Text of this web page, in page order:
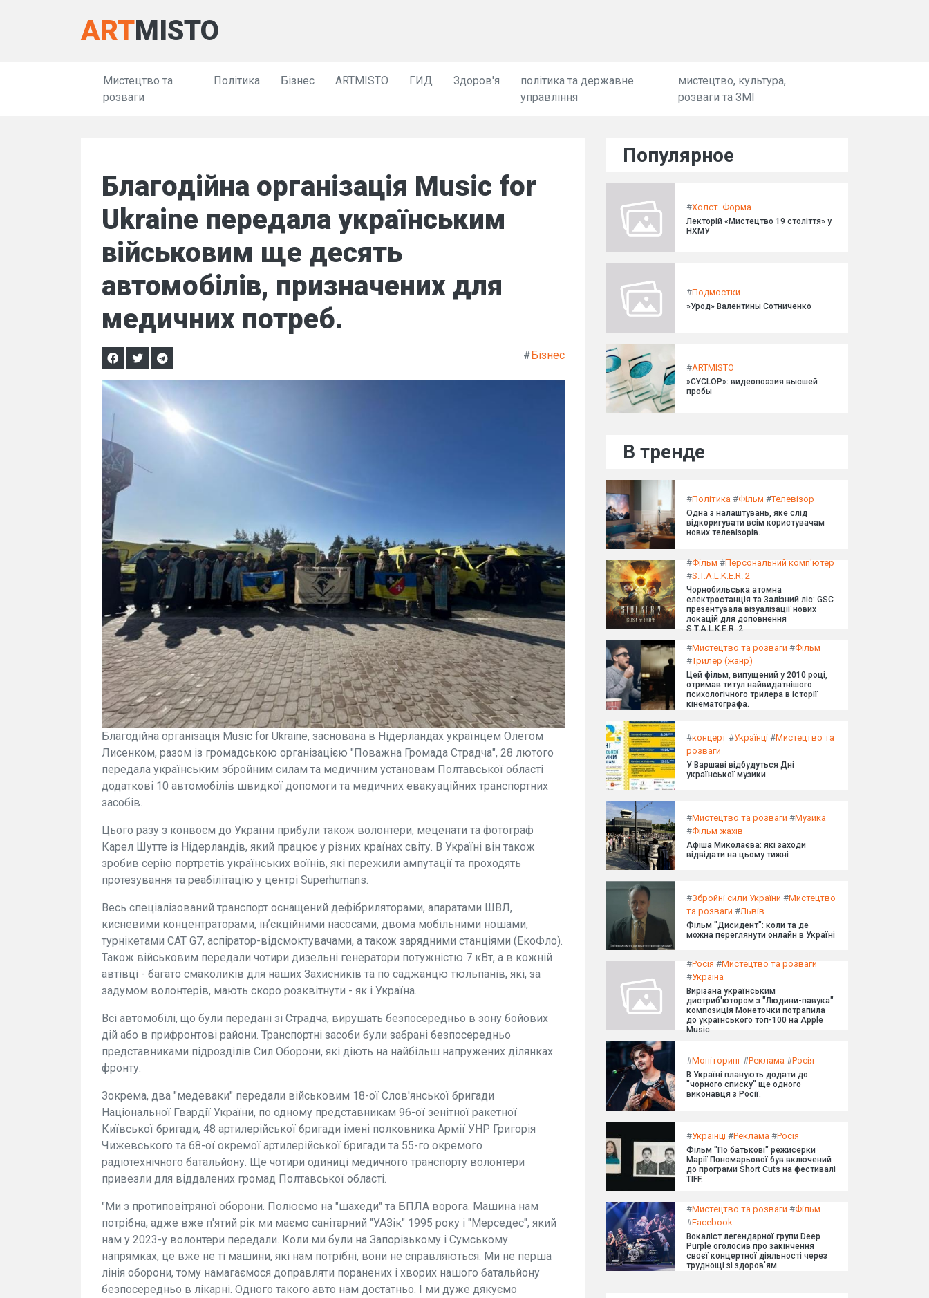
ARTMISTO
Мистецтво та
розваги
Політика Бізнес ARTMISTO ГИД Здоров'я
політика та державне
управління
мистецтво, культура,
розваги та ЗМІ
Благодійна організація Music for
Ukraine передала українським
військовим ще десять
автомобілів, призначених для
медичних потреб.
#Бізнес
Благодійна організація Music for Ukraine, заснована в Нідерландах українцем Олегом
Лисенком, разом із громадською організацією "Поважна Громада Страдча", 28 лютого
передала українським збройним силам та медичним установам Полтавської області
додаткові 10 автомобілів швидкої допомоги та медичних евакуаційних транспортних
засобів.
Цього разу з конвоєм до України прибули також волонтери, меценати та фотограф
Карел Шутте із Нідерландів, який працює у різних країнах світу. В Україні він також
зробив серію портретів українських воїнів, які пережили ампутації та проходять
протезування та реабілітацію у центрі Superhumans.
Весь спеціалізований транспорт оснащений дефібриляторами, апаратами ШВЛ,
кисневими концентраторами, інʼєкційними насосами, двома мобільними ношами,
турнікетами CAT G7, аспіратор-відсмоктувачами, а також зарядними станціями (ЕкоФло).
Також військовим передали чотири дизельні генератори потужністю 7 кВт, а в кожній
автівці - багато смаколиків для наших Захисників та по саджанцю тюльпанів, які, за
задумом волонтерів, мають скоро розквітнути - як і Україна.
Всі автомобілі, що були передані зі Страдча, вирушать безпосередньо в зону бойових
дій або в прифронтові райони. Транспортні засоби були забрані безпосередньо
представниками підрозділів Сил Оборони, які діють на найбільш напружених ділянках
фронту.
Зокрема, два "медеваки" передали військовим 18-ої Слов'янської бригади
Національної Гвардії України, по одному представникам 96-ої зенітної ракетної
Київської бригади, 48 артилерійської бригади імені полковника Армії УНР Григорія
Чижевського та 68-ої окремої артилерійської бригади та 55-го окремого
радіотехнічного батальйону. Ще чотири одиниці медичного транспорту волонтери
привезли для віддалених громад Полтавської області.
"Ми з протиповітряної оборони. Полюємо на "шахеди" та БПЛА ворога. Машина нам
потрібна, адже вже п'ятий рік ми маємо санітарний "УАЗік" 1995 року і "Мерседес", який
нам у 2023-у волонтери передали. Коли ми були на Запорізькому і Сумському
напрямках, це вже не ті машини, які нам потрібні, вони не справляються. Ми не перша
лінія оборони, тому намагаємося доправляти поранених і хворих нашого батальйону
безпосередньо в лікарні. Одного такого авто нам достатньо. І ми дуже дякуємо
Популярное
#Холст. Форма
Лекторій «Мистецтво 19 століття» у
НХМУ
#Подмостки
»Урод» Валентины Сотниченко
#ARTMISTO
»CYCLOP»: видеопоэзия высшей
пробы
В тренде
#Політика #Фільм #Телевізор
Одна з налаштувань, яке слід
відкоригувати всім користувачам
нових телевізорів.
#Фільм #Персональний комп'ютер
#S.T.A.L.K.E.R. 2
Чорнобильська атомна
електростанція та Залізний ліс: GSC
презентувала візуалізації нових
локацій для доповнення
S.T.A.L.K.E.R. 2.
#Мистецтво та розваги #Фільм
#Трилер (жанр)
Цей фільм, випущений у 2010 році,
отримав титул найвидатнішого
психологічного трилера в історії
кінематографа.
#концерт #Українці #Мистецтво та
розваги
У Варшаві відбудуться Дні
української музики.
#Мистецтво та розваги #Музика
#Фільм жахів
Афіша Миколаєва: які заходи
відвідати на цьому тижні
#Збройні сили України #Мистецтво
та розваги #Львів
Фільм "Дисидент": коли та де
можна переглянути онлайн в Україні
#Росія #Мистецтво та розваги
#Україна
Вирізана українським
дистриб'ютором з "Людини-павука"
композиція Монеточки потрапила
до українського топ-100 на Apple
Music.
#Моніторинг#Реклама #Росія
В Україні планують додати до
"чорного списку" ще одного
виконавця з Росії.
#Українці #Реклама #Росія
Фільм "По батькові" режисерки
Марії Пономарьової був включений
до програми Short Cuts на фестивалі
TIFF.
#Мистецтво та розваги #Фільм
#Facebook
Вокаліст легендарної групи Deep
Purple оголосив про закінчення
своєї концертної діяльності через
труднощі зі здоров'ям.